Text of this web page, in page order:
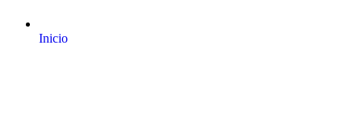
Inicio